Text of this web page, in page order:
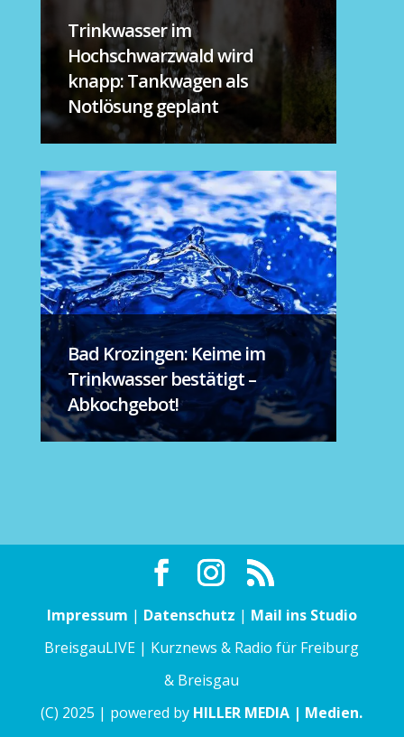
Trinkwasser im
Hochschwarzwald wird
knapp: Tankwagen als
Notlösung geplant
Bad Krozingen: Keime im
Trinkwasser bestätigt –
Abkochgebot!
Impressum | Datenschutz | Mail ins Studio
BreisgauLIVE | Kurznews & Radio für Freiburg
& Breisgau
(C) 2025 | powered by HILLER MEDIA | Medien.